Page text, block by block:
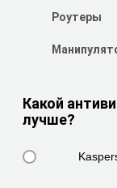
Роутеры
Какой
лучше?